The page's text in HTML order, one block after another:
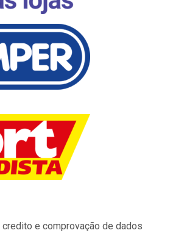
credito e comprovação de dados